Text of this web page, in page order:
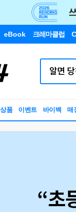
eBook 크레마클럽
품 이벤트 바이백 매